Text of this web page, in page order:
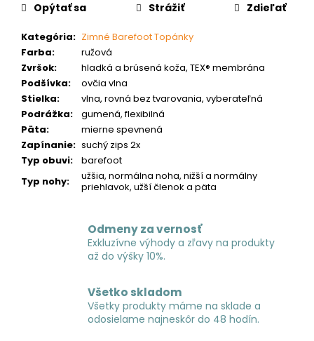
Kategória: Zimné Barefoot Topánky
Farba:
ružová
Zvršok:
hladká a brúsená koža, TEX® membrána
Podšívka:
ovčia vlna
Stielka:
vlna, rovná bez tvarovania, vyberateľná
Podrážka:
gumená, flexibilná
Päta:
mierne spevnená
Zapínanie: suchý zips 2x
Typ obuvi:
barefoot
Typ nohy:
užšia, normálna noha, nižší a normálny
priehlavok, užší členok a päta
Opýtať sa Strážiť Zdieľať
Odmeny za vernosť
Exkluzívne výhody a zľavy na produkty
až do výšky 10%.
Všetko skladom
Všetky produkty máme na sklade a
odosielame najneskôr do 48 hodín.